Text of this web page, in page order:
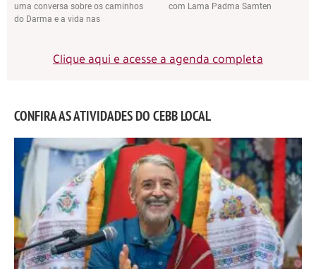
uma conversa sobre os caminhos
do Darma e a vida nas
com Lama Padma Samten
Clique aqui e acesse a agenda completa
CONFIRA AS ATIVIDADES DO CEBB LOCAL